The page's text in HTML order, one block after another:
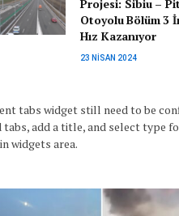
Projesi: Sibiu –
Otoyolu Bölüm 3
Hız Kazanıyor
23 NISAN 2024
tabs widget still need to be
tabs, add a title, and select type
widgets area.